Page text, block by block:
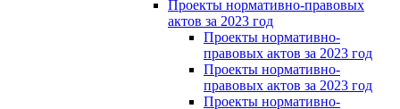
Проекты нормативно-правовых
актов за 2023 год
Проекты нормативно-
правовых актов за 2023 год
Проекты нормативно-
правовых актов за 2023 год
Проекты нормативно-